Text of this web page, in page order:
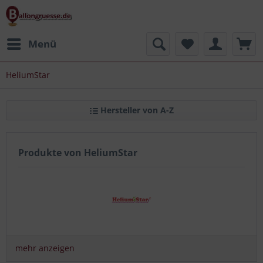
Menü
HeliumStar
Hersteller von A-Z
Produkte von HeliumStar
wir in verschiedenen Größen.
mehr anzeigen